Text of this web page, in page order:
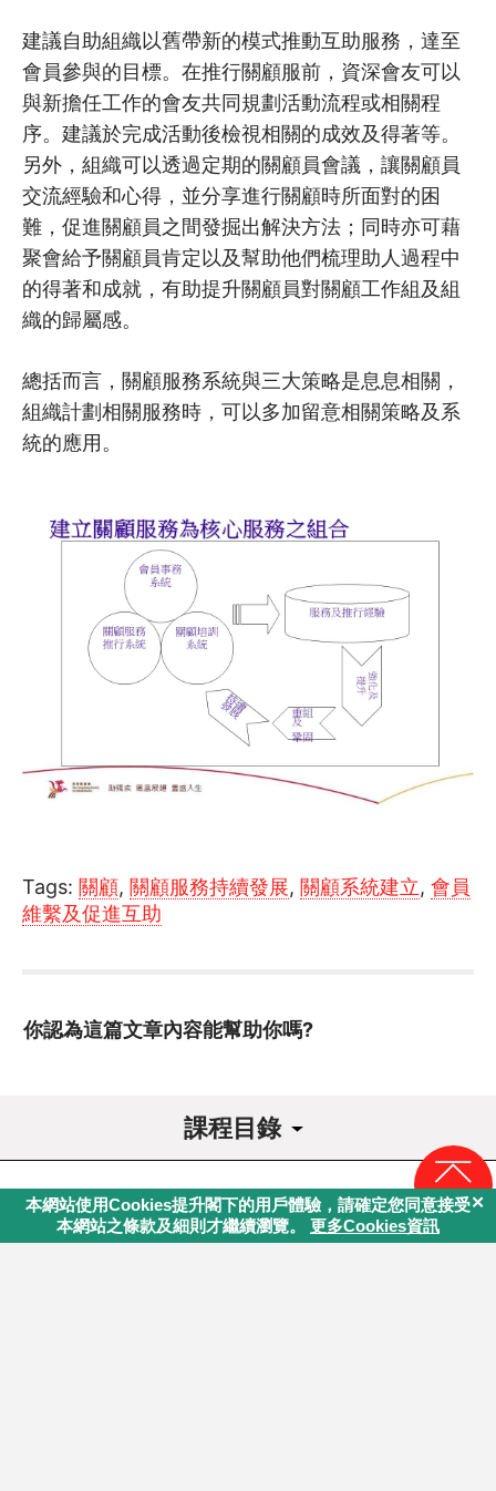
建議自助組織以舊帶新的模式推動互助服務，達至
會員參與的目標。在推行關顧服前，資深會友可以
與新擔任工作的會友共同規劃活動流程或相關程
序。建議於完成活動後檢視相關的成效及得著等。
另外，組織可以透過定期的關顧員會議，讓關顧員
交流經驗和心得，並分享進行關顧時所面對的困
難，促進關顧員之間發掘出解決方法；同時亦可藉
聚會給予關顧員肯定以及幫助他們梳理助人過程中
的得著和成就，有助提升關顧員對關顧工作組及組
織的歸屬感。
總括而言，關顧服務系統與三大策略是息息相關，
組織計劃相關服務時，可以多加留意相關策略及系
統的應用。
Tags: 關顧, 關顧服務持續發展, 關顧系統建立, 會員
維繫及促進互助
你認為這篇文章內容能幫助你嗎?
課程目錄
課程導讀
1 關顧系統核心理念
回頁頂